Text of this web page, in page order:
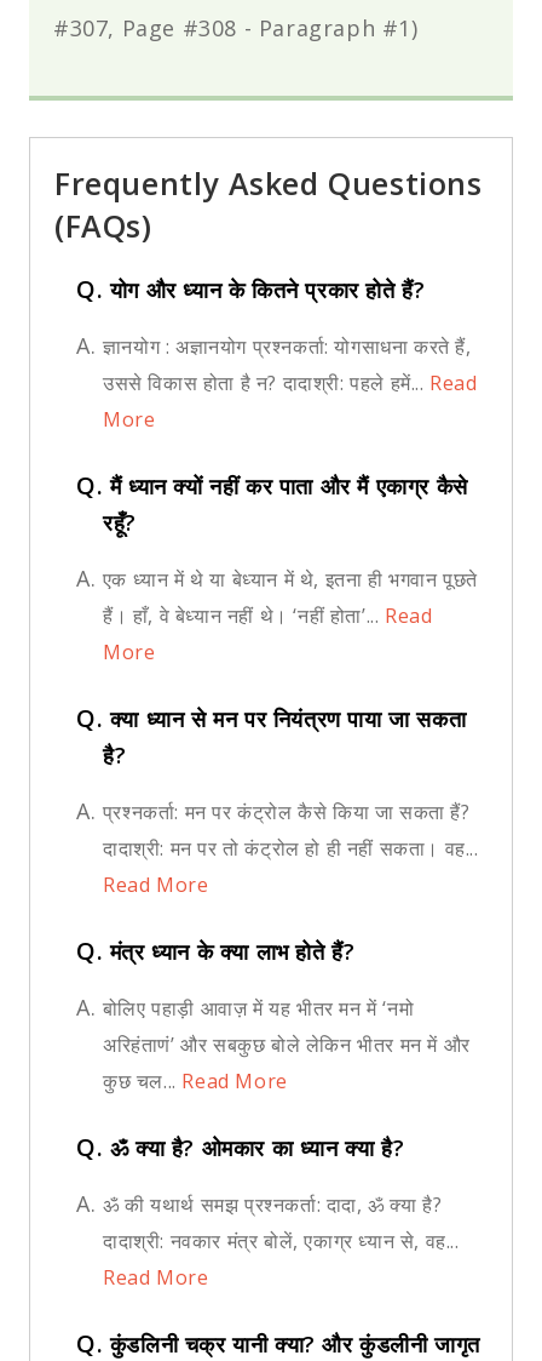
#307, Page #308 - Paragraph #1)
Frequently Asked Questions
(FAQs)
Q.योग और ध्यान के कितने प्रकार होते हैं?
A. ज्ञानयोग : अज्ञानयोग प्रश्नकर्ता: योगसाधना करते हैं,
उससे विकास होता है न? दादाश्री: पहले हमें... Read
More
Q.मैं ध्यान क्यों नहीं कर पाता और मैं एकाग्र कैसे
रहूँ?
A. एक ध्यान में थे या बेध्यान में थे, इतना ही भगवान पूछते
हैं। हाँ, वे बेध्यान नहीं थे। ‘नहीं होता’... Read
More
Q.क्या ध्यान से मन पर नियंत्रण पाया जा सकता
है?
A. प्रश्नकर्ता: मन पर कंट्रोल कैसे किया जा सकता हैं?
दादाश्री: मन पर तो कंट्रोल हो ही नहीं सकता। वह...
Read More
Q.मंत्र ध्यान के क्या लाभ होते हैं?
A. बोलिए पहाड़ी आवाज़ में यह भीतर मन में ‘नमो
अरिहंताणं’ और सबकुछ बोले लेकिन भीतर मन में और
कुछ चल... Read More
Q. ॐ क्या है? ओमकार का ध्यान क्या है?
A. ॐ की यथार्थ समझ प्रश्नकर्ता: दादा, ॐ क्या है?
दादाश्री: नवकार मंत्र बोलें, एकाग्र ध्यान से, वह...
Read More
Q.कुंडलिनी चक्र यानी क्या? और कुंडलीनी जागृत